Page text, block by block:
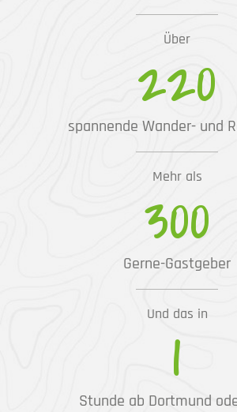
Über
220
spannende Wander- und
Mehr als
300
Gerne-Gastgeber
Und das in
1
Stunde ab Dortmund